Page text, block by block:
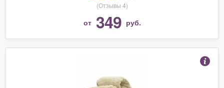
(Отзывы 4)
от 349 руб.